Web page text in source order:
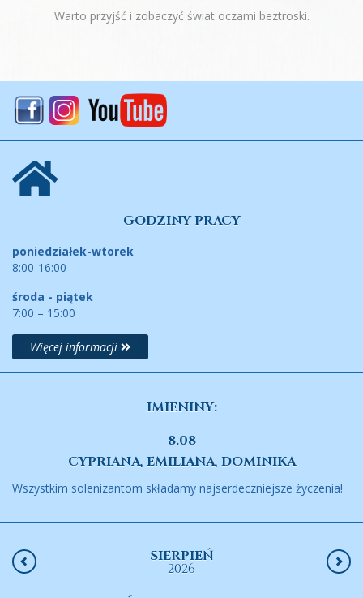
GODZINY PRACY
poniedziałek-wtorek
8:00-16:00
środa - piątek
7:00 – 15:00
Więcej informacji
IMIENINY:
8.08
CYPRIANA, EMILIANA, DOMINIKA
Wszystkim solenizantom składamy najserdeczniejsze życzenia!
SIERPIEŃ
2026
Warto przyjść i zobaczyć świat oczami beztroski.